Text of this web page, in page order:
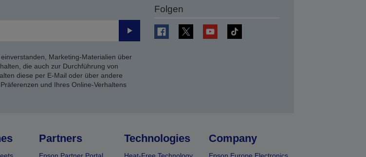
Senden
Marketing-Materialien über
die auch zur Durchführung von
diese per E-Mail oder über andere
und Ihres Online-Verhaltens
Folgen
Partners Technologies Company